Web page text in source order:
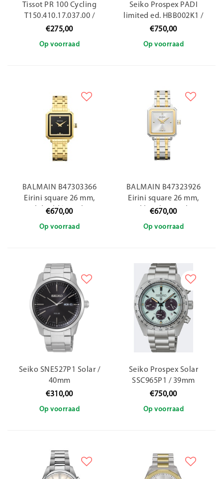
Tissot PR 100 Cycling
T150.410.17.037.00 /
40mm
€275,00
Op voorraad
Seiko Prospex PADI
limited ed. HBB002K1 /
45mm
€750,00
Op voorraad
BALMAIN B47303366
Eirini square 26 mm,
staal doublé, vierkant,
€670,00
Op voorraad
BALMAIN B47323926
Eirini square 26 mm,
staal bicolor, vierkant
€670,00
Op voorraad
Seiko SNE527P1 Solar /
40mm
€310,00
Op voorraad
Seiko Prospex Solar
SSC965P1 / 39mm
€750,00
Op voorraad